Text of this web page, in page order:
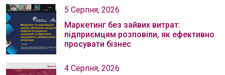
5 Серпня, 2026
Маркетинг без зайвих витрат:
підприємцям розповіли, як ефективно
просувати бізнес
4 Серпня, 2026